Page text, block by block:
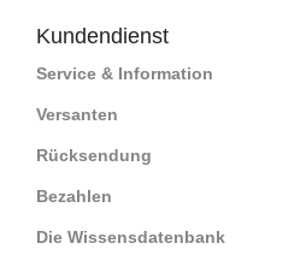
Kundendienst
Service & Information
Versanten
Rücksendung
Bezahlen
Die Wissensdatenbank